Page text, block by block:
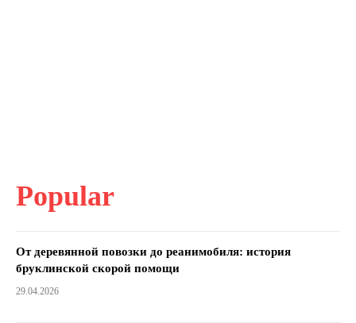
Popular
От деревянной повозки до реанимобиля: история
бруклинской скорой помощи
29.04.2026